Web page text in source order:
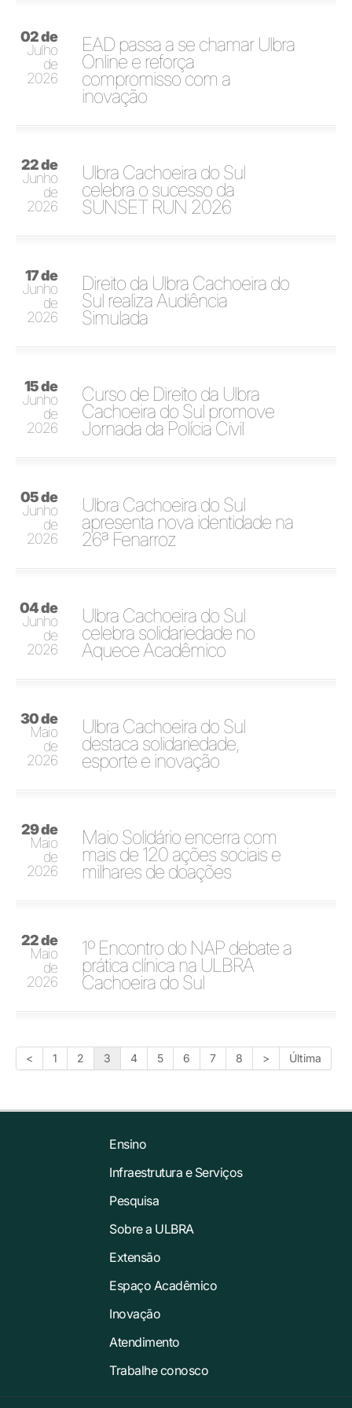
02 de
Julho
de
2026
EAD passa a se chamar Ulbra
Online e reforça
compromisso com a
inovação
22 de
Junho
de
2026
Ulbra Cachoeira do Sul
celebra o sucesso da
SUNSET RUN 2026
17 de
Junho
de
2026
Direito da Ulbra Cachoeira do
Sul realiza Audiência
Simulada
15 de
Junho
de
2026
Curso de Direito da Ulbra
Cachoeira do Sul promove
Jornada da Polícia Civil
05 de
Junho
de
2026
Ulbra Cachoeira do Sul
apresenta nova identidade na
26ª Fenarroz
04 de
Junho
de
2026
Ulbra Cachoeira do Sul
celebra solidariedade no
Aquece Acadêmico
30 de
Maio
de
2026
Ulbra Cachoeira do Sul
destaca solidariedade,
esporte e inovação
29 de
Maio
de
2026
Maio Solidário encerra com
mais de 120 ações sociais e
milhares de doações
22 de
Maio
de
2026
1º Encontro do NAP debate a
prática clínica na ULBRA
Cachoeira do Sul
< 1 2 3 4 5 6 7 8 > Última
Ensino
Infraestrutura e Serviços
Pesquisa
Sobre a ULBRA
Extensão
Espaço Acadêmico
Inovação
Atendimento
Trabalhe conosco